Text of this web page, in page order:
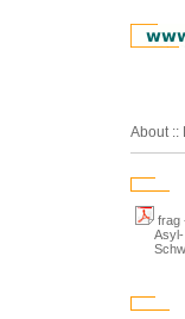
About ::
frag